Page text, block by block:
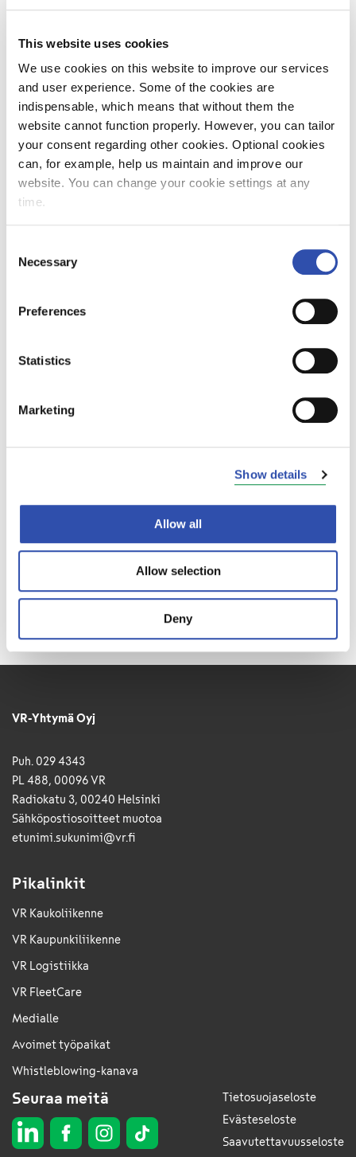
This website uses cookies
We use cookies on this website to improve our services
and user experience. Some of the cookies are
indispensable, which means that without them the
website cannot function properly. However, you can tailor
your consent regarding other cookies. Optional cookies
can, for example, help us maintain and improve our
website. You can change your cookie settings at any
time.
Selection
Necessary
Preferences
Statistics
Marketing
Show details
Allow all
Allow selection
Deny
VR-Yhtymä Oyj
Puh. 029 4343
PL 488, 00096 VR
Radiokatu 3, 00240 Helsinki
Sähkö­posti­osoitteet muotoa
etunimi.sukunimi@vr.fi
Pikalinkit
VR Kaukoliikenne
VR Kaupunkiliikenne
VR Logistiikka
VR FleetCare
Medialle
Avoimet työpaikat
Whistleblowing-kanava
Seuraa meitä
Tietosuojaseloste
Evästeseloste
Saavutettavuusseloste